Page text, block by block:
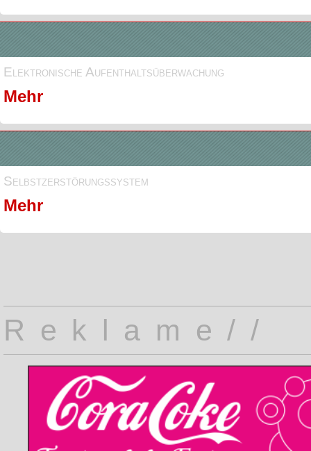
Elektronische Aufenthaltsüberwachung
Mehr
Selbstzerstörungssystem
Mehr
Reklame//